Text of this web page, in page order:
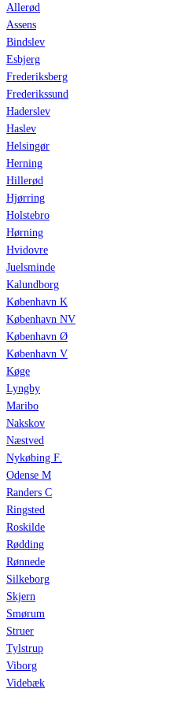
Allerød
Assens
Bindslev
Esbjerg
Frederiksberg
Frederikssund
Haderslev
Haslev
Helsingør
Herning
Hillerød
Hjørring
Holstebro
Hørning
Hvidovre
Juelsminde
Kalundborg
København K
København NV
København Ø
København V
Køge
Lyngby
Maribo
Nakskov
Næstved
Nykøbing F.
Odense M
Randers C
Ringsted
Roskilde
Rødding
Rønnede
Silkeborg
Skjern
Smørum
Struer
Tylstrup
Viborg
Videbæk